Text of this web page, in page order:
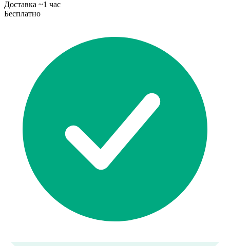
Доставка ~1 час
Бесплатно